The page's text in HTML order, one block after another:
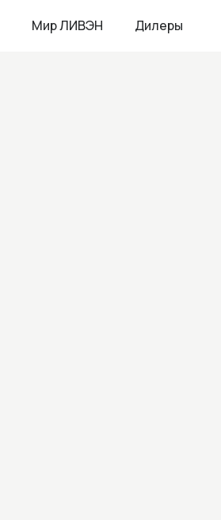
Мир ЛИВЭН Дилеры